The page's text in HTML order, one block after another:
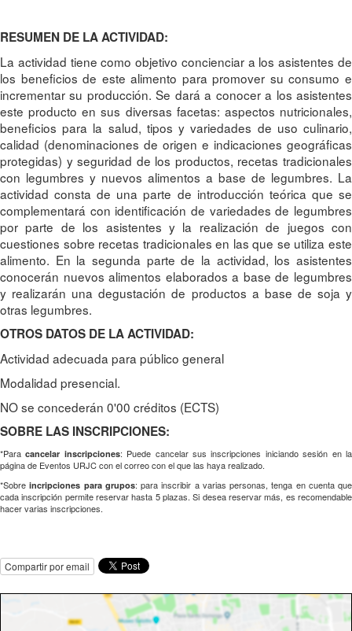
RESUMEN DE LA ACTIVIDAD:
La actividad tiene como objetivo concienciar a los asistentes de
los beneficios de este alimento para promover su consumo e
incrementar su producción. Se dará a conocer a los asistentes
este producto en sus diversas facetas: aspectos nutricionales,
beneficios para la salud, tipos y variedades de uso culinario,
calidad (denominaciones de origen e indicaciones geográficas
protegidas) y seguridad de los productos, recetas tradicionales
con legumbres y nuevos alimentos a base de legumbres. La
actividad consta de una parte de introducción teórica que se
complementará con identificación de variedades de legumbres
por parte de los asistentes y la realización de juegos con
cuestiones sobre recetas tradicionales en las que se utiliza este
alimento. En la segunda parte de la actividad, los asistentes
conocerán nuevos alimentos elaborados a base de legumbres
y realizarán una degustación de productos a base de soja y
otras legumbres.
OTROS DATOS DE LA ACTIVIDAD:
Actividad adecuada para público general
Modalidad presencial.
NO se concederán 0'00 créditos (ECTS)
SOBRE LAS INSCRIPCIONES:
*Para cancelar inscripciones: Puede cancelar sus inscripciones iniciando sesión en la
página de Eventos URJC con el correo con el que las haya realizado.
*Sobreincripciones para grupos: para inscribir a varias personas, tenga en cuenta que
cada inscripción permite reservar hasta 5 plazas. Si desea reservar más, es recomendable
hacer varias inscripciones.
Compartir por email